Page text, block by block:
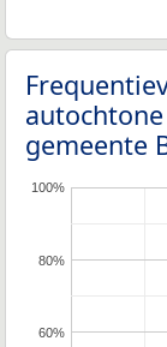
gemeente
60%
80%
100%